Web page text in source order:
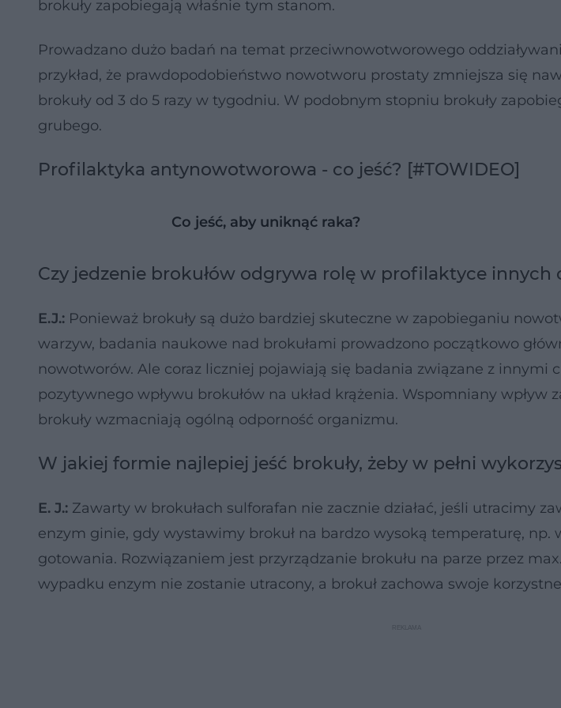
brokuły zapobiegają właśnie tym stanom.
Prowadzano dużo badań na temat przeciwnowotworowego
przykład, że prawdopodobieństwo nowotworu prostaty zmniejsza się
brokuły od 3 do 5 razy w tygodniu. W podobnym stopniu brokuły
grubego.
Profilaktyka antynowotworowa - co jeść? [#TOWIDEO]
Co jeść, aby uniknąć raka?
Czy jedzenie brokułów odgrywa rolę w profilaktyce innych
E.J.: Ponieważ brokuły są dużo bardziej skuteczne w zapobieganiu
warzyw, badania naukowe nad brokułami prowadzono początkowo
nowotworów. Ale coraz liczniej pojawiają się badania związane z innymi
pozytywnego wpływu brokułów na układ krążenia. Wspomniany wpływ
brokuły wzmacniają ogólną odporność organizmu.
W jakiej formie najlepiej jeść brokuły, żeby w pełni
E. J.: Zawarty w brokułach sulforafan nie zacznie działać, jeśli utracimy
enzym ginie, gdy wystawimy brokuł na bardzo wysoką temperaturę, np.
gotowania. Rozwiązaniem jest przyrządzanie brokułu na parze przez
wypadku enzym nie zostanie utracony, a brokuł zachowa swoje